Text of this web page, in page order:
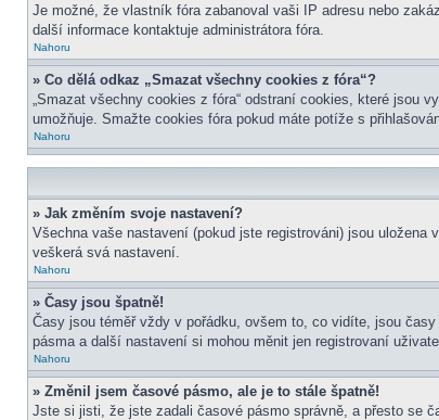
Je možné, že vlastník fóra zabanoval vaši IP adresu nebo
další informace kontaktuje administrátora fóra.
Nahoru
» Co dělá odkaz „Smazat všechny cookies z fóra“?
„Smazat všechny cookies z fóra“ odstraní cookies, které jsou
umožňuje. Smažte cookies fóra pokud máte potíže s
Nahoru
» Jak změním svoje nastavení?
Všechna vaše nastavení (pokud jste registrováni) jsou uložena
veškerá svá nastavení.
Nahoru
» Časy jsou špatně!
Časy jsou téměř vždy v pořádku, ovšem to, co vidíte, jsou
pásma a další nastavení si mohou měnit jen registrovaní
Nahoru
» Změnil jsem časové pásmo, ale je to stále špatně!
Jste si jisti, že jste zadali časové pásmo správně, a přesto se